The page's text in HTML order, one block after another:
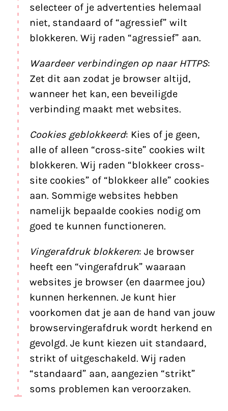
selecteer of je advertenties helemaal
niet, standaard of “agressief” wilt
blokkeren. Wij raden “agressief” aan.
Waardeer verbindingen op naar HTTPS:
Zet dit aan zodat je browser altijd,
wanneer het kan, een beveiligde
verbinding maakt met websites.
Cookies geblokkeerd: Kies of je geen,
alle of alleen “cross-site” cookies wilt
blokkeren. Wij raden “blokkeer cross-
site cookies” of “blokkeer alle” cookies
aan. Sommige websites hebben
namelijk bepaalde cookies nodig om
goed te kunnen functioneren.
Vingerafdruk blokkeren: Je browser
heeft een “vingerafdruk” waaraan
websites je browser (en daarmee jou)
kunnen herkennen. Je kunt hier
voorkomen dat je aan de hand van jouw
browservingerafdruk wordt herkend en
gevolgd. Je kunt kiezen uit standaard,
strikt of uitgeschakeld. Wij raden
“standaard” aan, aangezien “strikt”
soms problemen kan veroorzaken.